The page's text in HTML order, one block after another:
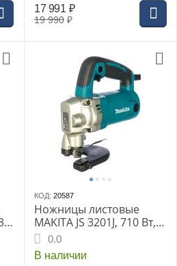
19 990 ₽
17 991 ₽
КОД: 20587
Ножницы листовые
MAKITA JS 3201J, 710 Вт,
1600 ход/мин, до 4 мм,
3.4 кг
0.0
В наличии